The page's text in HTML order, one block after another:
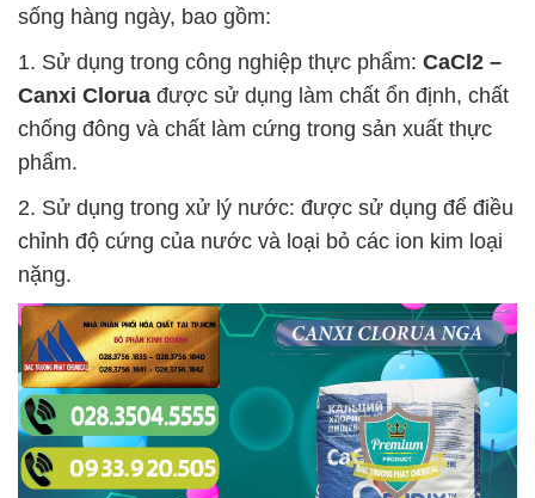
sống hàng ngày, bao gồm:
1. Sử dụng trong công nghiệp thực phẩm: CaCl2 –
Canxi Clorua được sử dụng làm chất ổn định, chất
chống đông và chất làm cứng trong sản xuất thực
phẩm.
2. Sử dụng trong xử lý nước: được sử dụng để điều
chỉnh độ cứng của nước và loại bỏ các ion kim loại
nặng.